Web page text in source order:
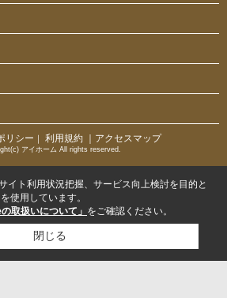
リシー ｜ 利用規約 ｜アクセスマップ
アイホーム All rights reserved.
イト利用状況把握、サービス向上検討を目的と
使用しています。
の取扱いについて」 をご確認ください。
閉じる